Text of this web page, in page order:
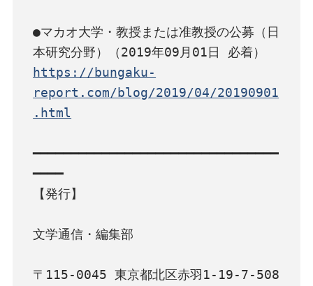
●マカオ大学・教授または准教授の公募（日
https://bungaku-
report.com/blog/2019/04/20190901
.html
━━━━━━━━━━━━━━━━━━━━━━━━━━━━━━━━
━━━━
【発行】
文学通信・編集部
〒115-0045 東京都北区赤羽1-19-7-508